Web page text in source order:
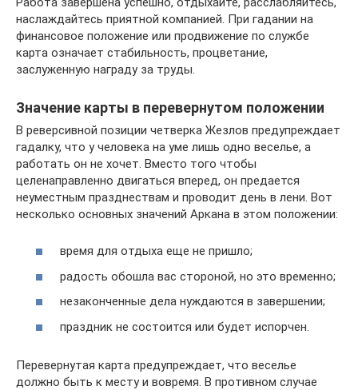
наслаждайтесь приятной компанией. При гадании на
финансовое положение или продвижение по службе
карта означает стабильность, процветание,
заслуженную награду за труды.
Значение карты в перевернутом положении
В реверсивной позиции четверка Жезлов предупреждает
гадалку, что у человека на уме лишь одно веселье, а
работать он не хочет. Вместо того чтобы
целенаправленно двигаться вперед, он предается
неуместным празднествам и проводит день в лени. Вот
несколько основных значений Аркана в этом положении:
время для отдыха еще не пришло;
радость обошла вас стороной, но это временно;
незаконченные дела нуждаются в завершении;
праздник не состоится или будет испорчен.
Перевернутая карта предупреждает, что веселье
должно быть к месту и вовремя. В противном случае